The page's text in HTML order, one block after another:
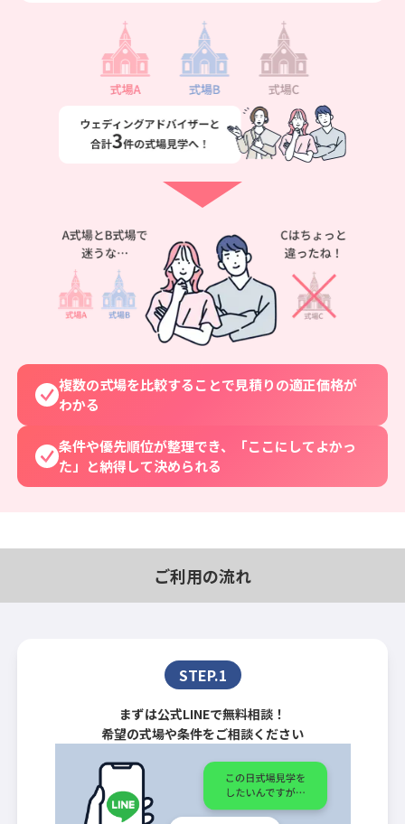
複数の式場を比較することで見積りの適正価格が
わかる
条件や優先順位が整理でき、「ここにしてよかっ
た」と納得して決められる
ご利用の流れ
STEP.1
まずは公式LINEで無料相談！
希望の式場や条件をご相談ください